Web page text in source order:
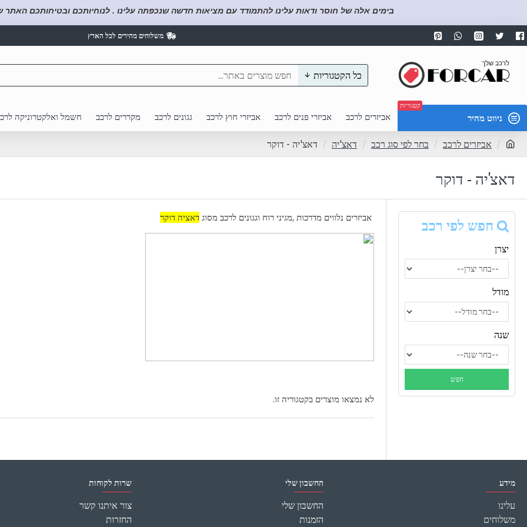
בימים אלה של חוסר ודאות עלינו להתמודד עם מציאות חדשה שנכפתה עלינו . לנוחיותכם ובטיחותכם האתר
משלוחים מהירים לכל הארץ
כל הקטגוריות
ניווט מהיר
קטגוריות
אביזרים לרכב אביזרי פנים לרכב אביזרי חוץ לרכב גגונים לרכב מקררים לרכב חשמל ואלקטרוניקה
אביזרים לרכב בחר לפי סוג רכב דאצ'יה דאצ'יה - דוקר
דאצ'יה - דוקר
חפש לפי רכב
יצרן
מודל
שנה
אביזרים נלווים מדרכות ,מגיני רוח וגגונים לרכב מסוג דאציה דוקר
לא נמצאו מוצרים בקטגוריה זו.
מידע
עלינו
משלוחים
החשבון שלי
החשבון שלי
הזמנות
שרות לקוחות
צור איתנו קשר
החזרות